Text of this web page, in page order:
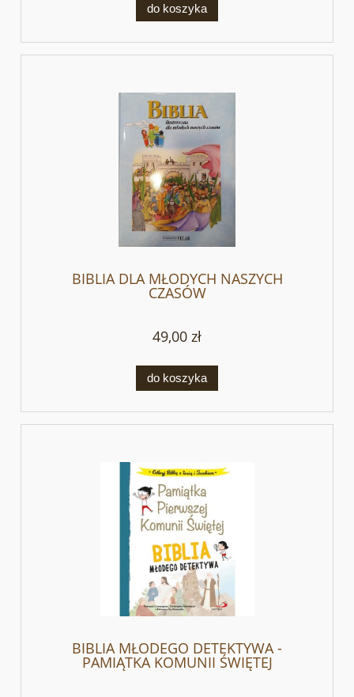
do koszyka
BIBLIA DLA MŁODYCH NASZYCH
CZASÓW
49,00 zł
do koszyka
BIBLIA MŁODEGO DETEKTYWA -
PAMIĄTKA KOMUNII ŚWIĘTEJ